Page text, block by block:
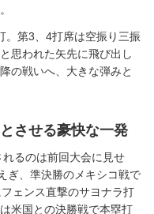
第3、4打席は空振り三振
思われた矢先に飛び出し
の戦いへ、大きな弾みと
させる豪快な一発
るのは前回大会に見せ
ぎ、準決勝のメキシコ戦で
ェンス直撃のサヨナラ打
米国との決勝戦で本塁打